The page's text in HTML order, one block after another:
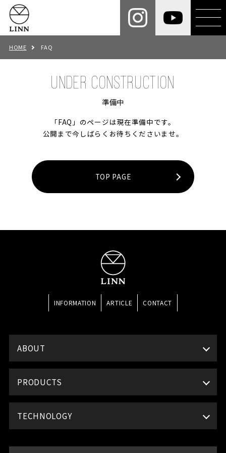
HOME FAQ
UNDER CONSTRUCTION
準備中
「FAQ」のページは現在準備中です。
公開まで今しばらくお待ちくださいませ。
TOP PAGE
INFORMATION ARTICLE CONTACT
ABOUT
PRODUCTS
TECHNOLOGY